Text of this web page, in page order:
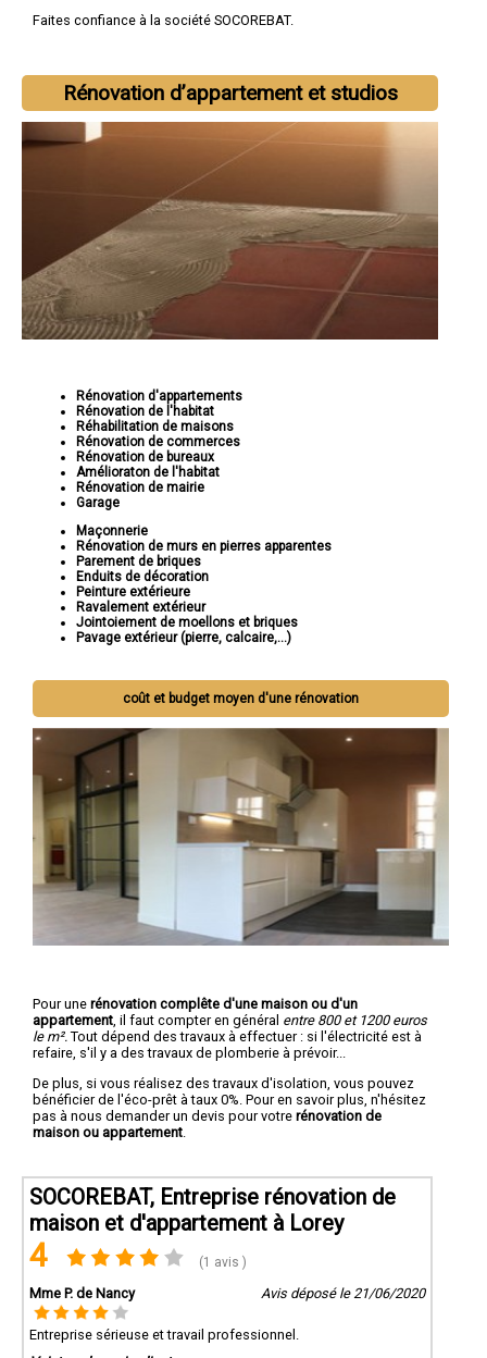
Faites confiance à la société SOCOREBAT.
Rénovation d’appartement et studios
Rénovation d'appartements
Rénovation de l'habitat
Réhabilitation de maisons
Rénovation de commerces
Rénovation de bureaux
Amélioraton de l'habitat
Rénovation de mairie
Garage
Maçonnerie
Rénovation de murs en pierres apparentes
Parement de briques
Enduits de décoration
Peinture extérieure
Ravalement extérieur
Jointoiement de moellons et briques
Pavage extérieur (pierre, calcaire,...)
coût et budget moyen d'une rénovation
Pour une rénovation complête d'une maison ou d'un
appartement , il faut compter en général entre 800 et 1200 euros
le m². Tout dépend des travaux à effectuer : si l'électricité est à
refaire, s'il y a des travaux de plomberie à prévoir...
De plus, si vous réalisez des travaux d'isolation, vous pouvez
bénéficier de l'éco-prêt à taux 0%. Pour en savoir plus, n'hésitez
pas à nous demander un devis pour votre rénovation de
maison ou appartement
SOCOREBAT, Entreprise rénovation de
maison et d'appartement à Lorey
4 (1 avis )
Mme P. de Nancy Avis déposé le 21/06/2020
Entreprise sérieuse et travail professionnel.